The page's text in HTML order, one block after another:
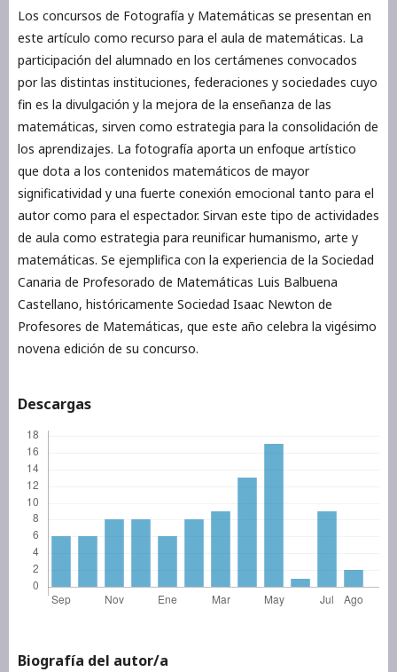
Los concursos de Fotografía y Matemáticas se presentan en
este artículo como recurso para el aula de matemáticas. La
participación del alumnado en los certámenes convocados
por las distintas instituciones, federaciones y sociedades cuyo
fin es la divulgación y la mejora de la enseñanza de las
matemáticas, sirven como estrategia para la consolidación de
los aprendizajes. La fotografía aporta un enfoque artístico
que dota a los contenidos matemáticos de mayor
significatividad y una fuerte conexión emocional tanto para el
autor como para el espectador. Sirvan este tipo de actividades
de aula como estrategia para reunificar humanismo, arte y
matemáticas. Se ejemplifica con la experiencia de la Sociedad
Canaria de Profesorado de Matemáticas Luis Balbuena
Castellano, históricamente Sociedad Isaac Newton de
Profesores de Matemáticas, que este año celebra la vigésimo
novena edición de su concurso.
Descargas
Biografía del autor/a